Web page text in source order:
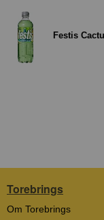
Festis
Torebrings
Om Torebrings